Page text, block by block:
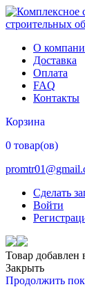
О
Доставка
Оплата
FAQ
Контакты
Корзина
0 товар(ов)
Сделать
Войти
Товар добавлен
Закрыть
Продолжить